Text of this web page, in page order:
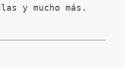
y mucho más.